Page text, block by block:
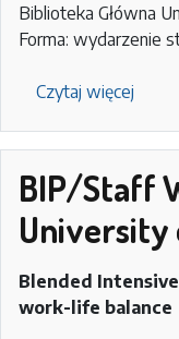
Biblioteka Główna
Forma: wydarzenie
Czytaj więcej
w
–
BIP/Staff
University
Blended
work-life balance